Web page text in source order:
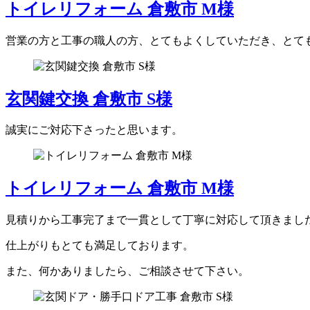
トイレリフォーム 倉敷市 M様
営業の方と工事の職人の方、とてもよくしていただき、とて
玄関鍵交換 倉敷市 S様
誠実にご対応下さったと思います。
トイレリフォーム 倉敷市 M様
見積りから工事完了まで一貫として丁寧に対応して頂きまし
仕上がりもとても満足しております。
また、何かありましたら、ご相談させて下さい。